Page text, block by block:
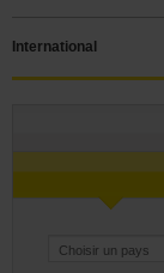
International